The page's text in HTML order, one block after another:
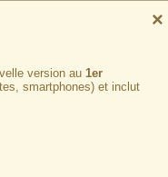
×
version au 1er
smartphones) et inclut